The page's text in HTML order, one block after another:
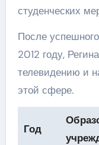
студенческих
После
2012 году,
телевидению и
этой сфере.
Год